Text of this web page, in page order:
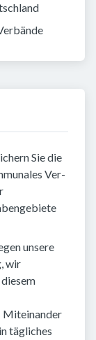
Sie die
Ver-
unsere
wir
Miteinander
tägliches